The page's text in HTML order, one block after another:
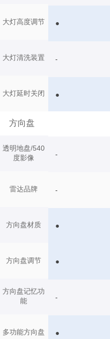
大灯高度调节
大灯清洗装置
大灯延时关闭
方向盘
透明地盘/540
度影像
雷达品牌
方向盘材质
方向盘调节
方向盘记忆功
能
多功能方向盘
●
-
●
-
-
●
●
-
●